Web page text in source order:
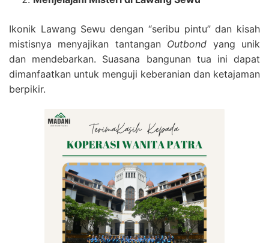
Ikonik Lawang Sewu dengan “seribu pintu” dan kisah
mistisnya menyajikan tantangan Outbond yang unik
dan mendebarkan. Suasana bangunan tua ini dapat
dimanfaatkan untuk menguji keberanian dan ketajaman
berpikir.